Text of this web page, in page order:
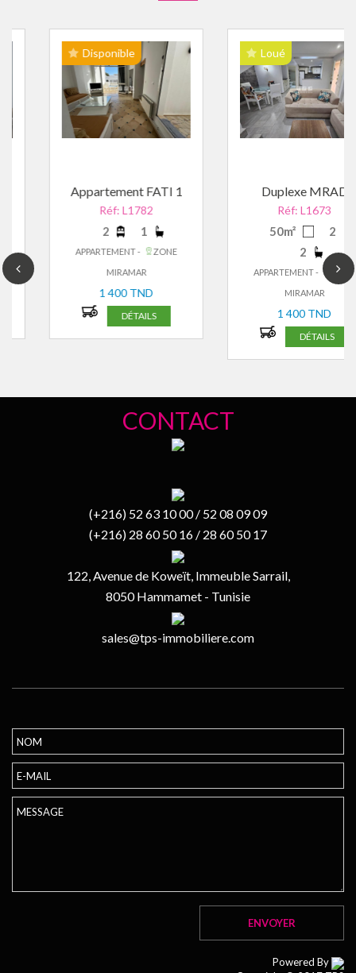
Disponible
Appartement FATI 1
Réf: L1782
1
APPARTEMENT -
ZONE
MIRAMAR
1 400 TND
DÉTAILS
Loué
Duplexe MRAD
Réf: L1673
2
APPARTEMENT -
ZONE
MIRAMAR
1 400 TND
DÉTAILS
CONTACT
(+216) 52 63 10 00 / 52 08 09 09
(+216) 28 60 50 16 / 28 60 50 17
122, Avenue de Koweït, Immeuble Sarrail,
8050 Hammamet - Tunisie
sales@tps-immobiliere.com
Powered By